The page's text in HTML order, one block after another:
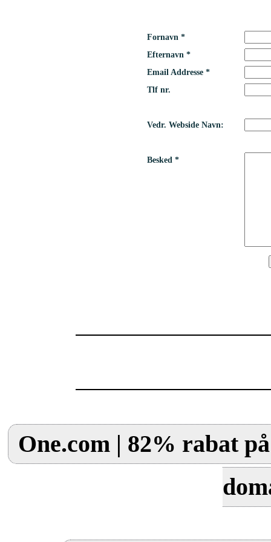
Fornavn *
Efternavn *
Email Addresse *
Tlf nr.
Vedr. Webside Navn:
Besked *
One.com | 82% rabat